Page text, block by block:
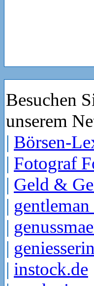
Besuchen
unserem
| Börsen-
| Fotograf
| Geld &
|
|
|
| instock.de